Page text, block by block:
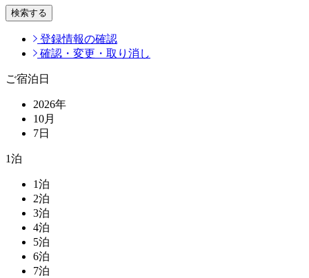
検索する
登録情報の確認
確認・変更・取り消し
ご宿泊日
2026年
10月
7日
1泊
1泊
2泊
3泊
4泊
5泊
6泊
7泊